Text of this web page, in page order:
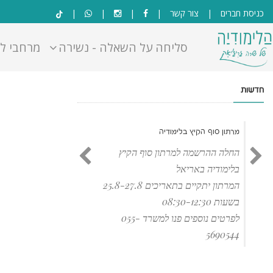
זֶה
מֻפְעֶלֶת
מַעֲרֶכֶת
"המרכז
לְהַנְגָּשָׁת
אָתָרִים".
הָאֲתָר.
לִפְתִיחַת
כניסת חברים | צור קשר |
|
|
|
סליחה על השאלה - נשירה מרחבי
חדשות
מרתון סוף הקיץ בלימודיה
החלה ההרשמה למרתון סוף הקיץ
בלימודיה באריאל
המרתון יתקיים בתאריכים 25.8-27.8
בשעות 08:30-12:30
לפרטים נוספים פנו למשרד 055-
5690544